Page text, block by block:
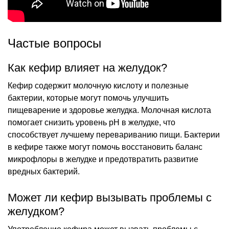
Частые вопросы
Как кефир влияет на желудок?
Кефир содержит молочную кислоту и полезные
бактерии, которые могут помочь улучшить
пищеварение и здоровье желудка. Молочная кислота
помогает снизить уровень pH в желудке, что
способствует лучшему перевариванию пищи. Бактерии
в кефире также могут помочь восстановить баланс
микрофлоры в желудке и предотвратить развитие
вредных бактерий.
Может ли кефир вызывать проблемы с
желудком?